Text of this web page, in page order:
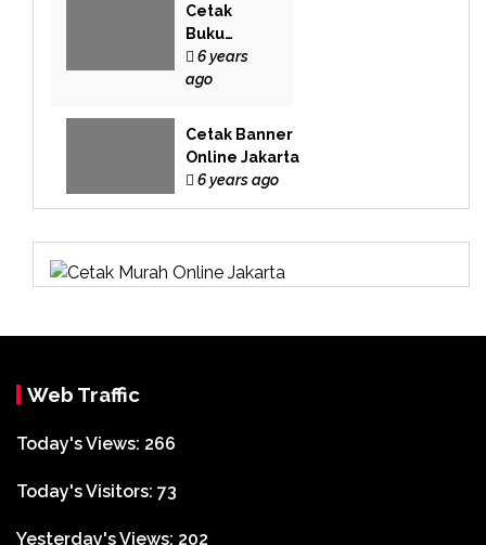
Cetak
Buku
Yasin
Online
6 years
ago
Cetak Banner
Online Jakarta
6 years ago
Web Traffic
Today's Views: 266
Today's Visitors: 73
Yesterday's Views: 202